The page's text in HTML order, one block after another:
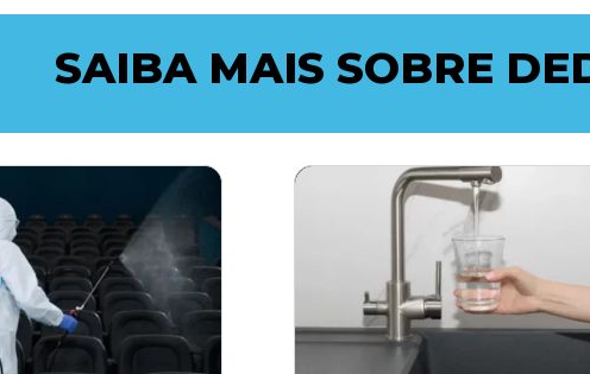
SAIBA MAIS SOBRE